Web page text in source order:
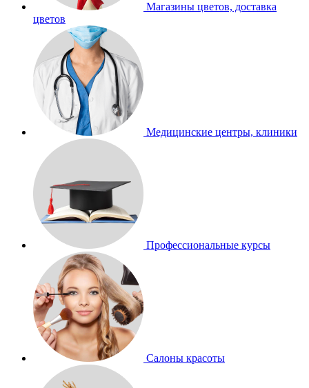
Магазины цветов, доставка
цветов
Медицинские центры, клиники
Профессиональные курсы
Салоны красоты